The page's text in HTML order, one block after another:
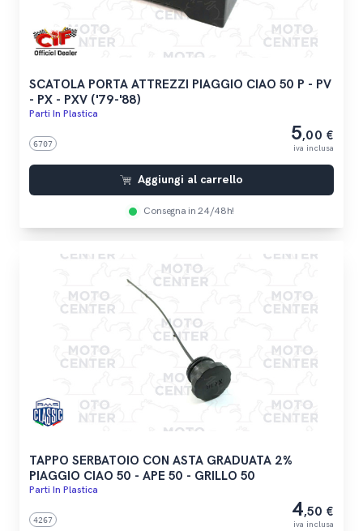
SCATOLA PORTA ATTREZZI PIAGGIO CIAO 50 P - PV
- PX - PXV ('79-'88)
Parti In Plastica
6707 5,00 €
iva inclusa
Aggiungi al carrello
Consegna in 24/48h!
TAPPO SERBATOIO CON ASTA GRADUATA 2%
PIAGGIO CIAO 50 - APE 50 - GRILLO 50
Parti In Plastica
4267 4,50 €
iva inclusa